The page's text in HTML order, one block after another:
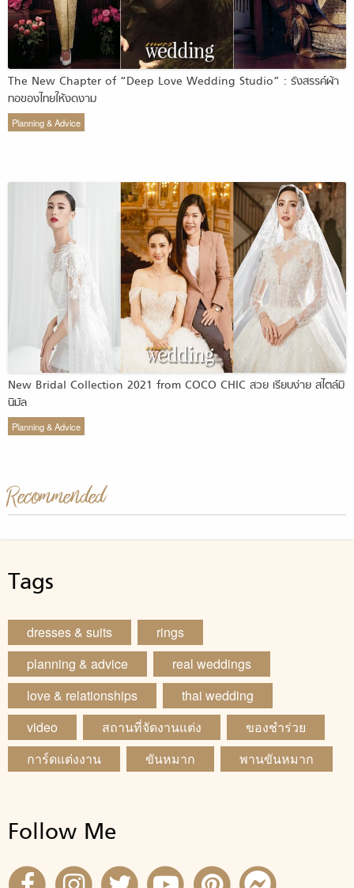
The New Chapter of “Deep Love Wedding Studio” : รังสรรค์ผ้า
ทอของไทยให้งดงาม
Planning & Advice
New Bridal Collection 2021 from COCO CHIC สวย เรียบง่าย สไตล์มิ
นิมัล
Planning & Advice
Recommended
Tags
dresses & suits
rings
planning & advice
real weddings
love & relationships
thai wedding
video
สถานที่จัดงานแต่ง
ของชำร่วย
การ์ดแต่งงาน
ขันหมาก พานขันหมาก
Follow Me